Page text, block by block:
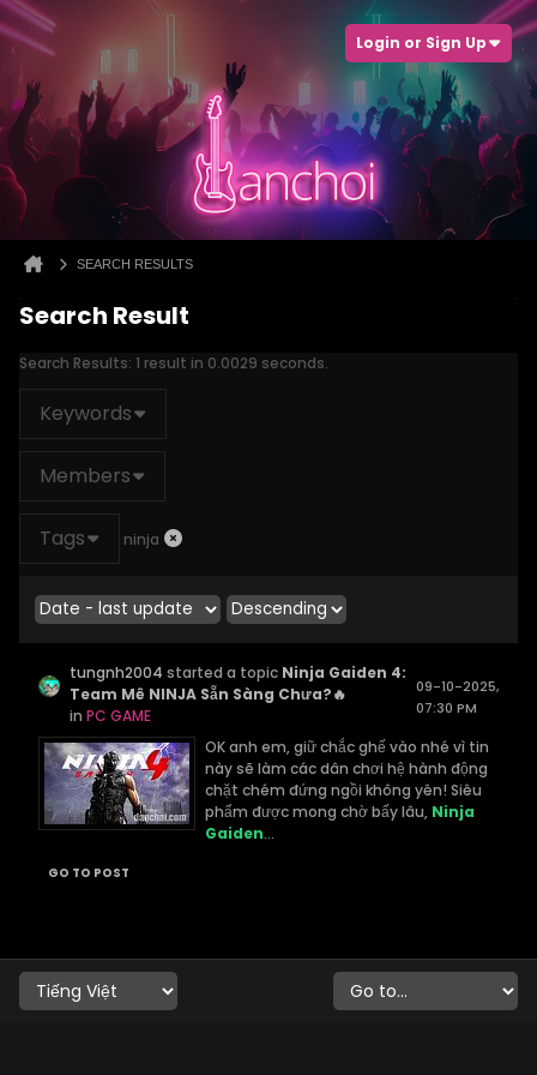
Login or Sign Up
SEARCH RESULTS
Search Result
Search Results: 1 result in 0.0029 seconds.
Keywords
Members
Tags ninja
tungnh2004 started a topic Ninja Gaiden 4:
Team Mê NINJA Sẵn Sàng Chưa?🔥
in PC GAME
09-10-2025,
07:30 PM
OK anh em, giữ chắc ghế vào nhé vì tin
này sẽ làm các dân chơi hệ hành động
chặt chém đứng ngồi không yên! Siêu
phẩm được mong chờ bấy lâu, Ninja
Gaiden...
GO TO POST